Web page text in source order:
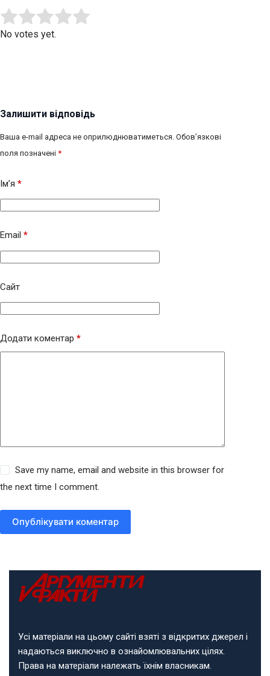
Rate this item:
No votes yet.
Залишити відповідь
Ваша e-mail адреса не оприлюднюватиметься. Обов’язкові
поля позначені *
Ім’я *
Email *
Сайт
Додати коментар *
Save my name, email and website in this browser for
the next time I comment.
Опублікувати коментар
Усі матеріали на цьому сайті взяті з відкритих джерел і
надаються виключно в ознайомлювальних цілях.
Права на матеріали належать їхнім власникам.